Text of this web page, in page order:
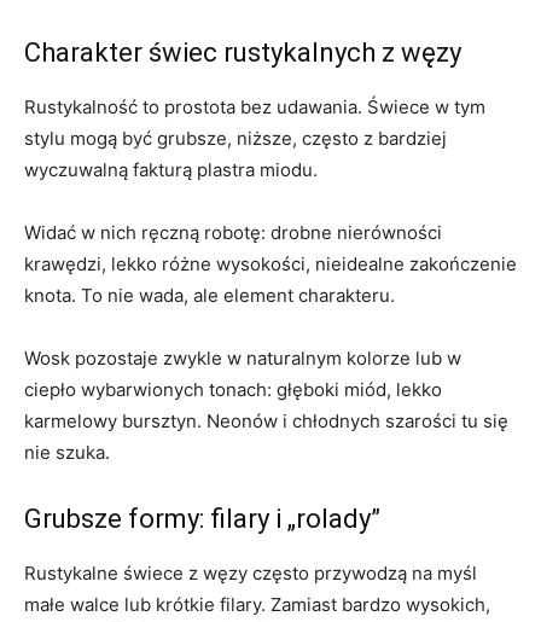
Charakter świec rustykalnych z węzy
Rustykalność to prostota bez udawania. Świece w tym
stylu mogą być grubsze, niższe, często z bardziej
wyczuwalną fakturą plastra miodu.
Widać w nich ręczną robotę: drobne nierówności
krawędzi, lekko różne wysokości, nieidealne zakończenie
knota. To nie wada, ale element charakteru.
Wosk pozostaje zwykle w naturalnym kolorze lub w
ciepło wybarwionych tonach: głęboki miód, lekko
karmelowy bursztyn. Neonów i chłodnych szarości tu się
nie szuka.
Grubsze formy: filary i „rolady”
Rustykalne świece z węzy często przywodzą na myśl
małe walce lub krótkie filary. Zamiast bardzo wysokich,